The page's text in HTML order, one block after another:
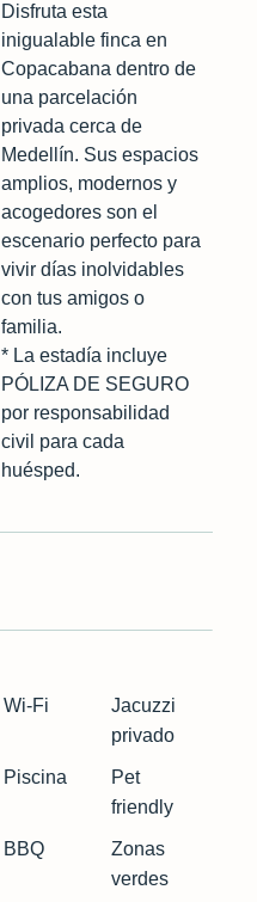
Disfruta esta
inigualable finca en
Copacabana dentro de
una parcelación
privada cerca de
Medellín. Sus espacios
amplios, modernos y
acogedores son el
escenario perfecto para
vivir días inolvidables
con tus amigos o
familia.
* La estadía incluye
PÓLIZA DE SEGURO
por responsabilidad
civil para cada
huésped.
Wi-Fi
Jacuzzi
privado
Piscina
Pet
friendly
BBQ
Zonas
verdes